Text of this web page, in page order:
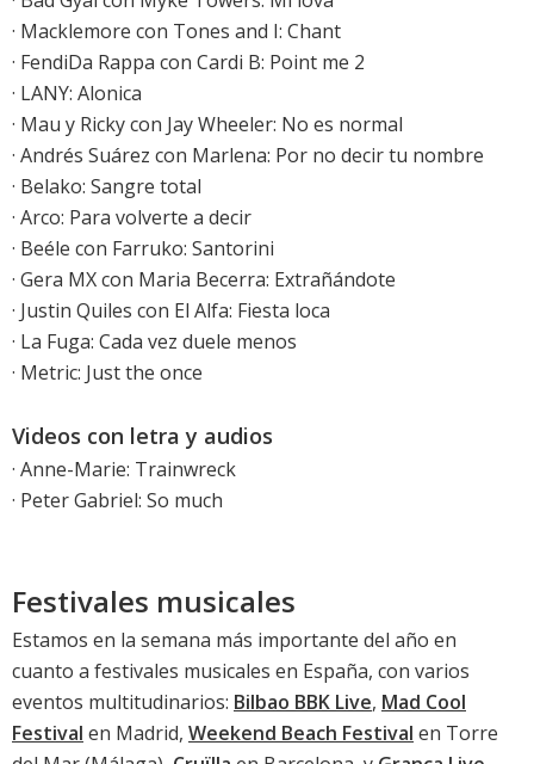
· Macklemore con Tones and I: Chant
· FendiDa Rappa con Cardi B: Point me 2
· LANY: Alonica
· Mau y Ricky con Jay Wheeler: No es normal
· Andrés Suárez con Marlena: Por no decir tu nombre
· Belako: Sangre total
· Arco: Para volverte a decir
· Beéle con Farruko: Santorini
· Gera MX con Maria Becerra: Extrañándote
· Justin Quiles con El Alfa: Fiesta loca
· La Fuga: Cada vez duele menos
· Metric: Just the once
Videos con letra y audios
· Anne-Marie: Trainwreck
· Peter Gabriel: So much
Festivales musicales
Estamos en la semana más importante del año en
cuanto a festivales musicales en España, con varios
eventos multitudinarios: Bilbao BBK Live, Mad Cool
Festival en Madrid, Weekend Beach Festival en Torre